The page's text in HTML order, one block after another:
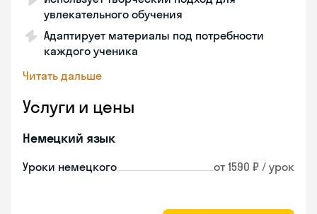
увлекательного обучения
Адаптирует материалы под потребности
каждого ученика
Читать дальше
Услуги и цены
Немецкий язык
Уроки немецкого от 1590 ₽ / урок